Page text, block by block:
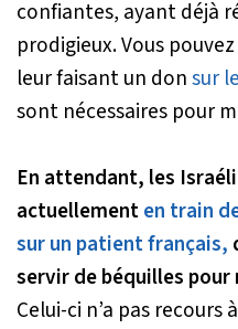
confiantes, ayant déjà
prodigieux. Vous
leur faisant un donsur
sont nécessaires pour
En attendant, les
actuellementen train
sur un patient français,
servir de béquilles
Celui-ci n’a pas